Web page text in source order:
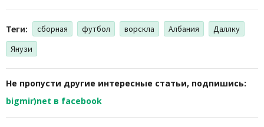
Теги: сборная футбол ворскла Албания
Даллку
Янузи
Не пропусти другие интересные статьи, подпишись:
bigmir)net в facebook